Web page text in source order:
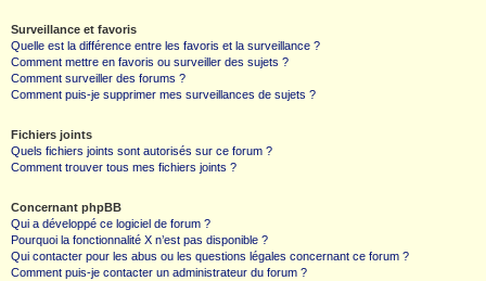
Surveillance et favoris
Quelle est la différence entre les favoris et la surveillance ?
Comment mettre en favoris ou surveiller des sujets ?
Comment surveiller des forums ?
Comment puis-je supprimer mes surveillances de sujets ?
Fichiers joints
Quels fichiers joints sont autorisés sur ce forum ?
Comment trouver tous mes fichiers joints ?
Concernant phpBB
Qui a développé ce logiciel de forum ?
Pourquoi la fonctionnalité X n’est pas disponible ?
Qui contacter pour les abus ou les questions légales concernant ce forum ?
Comment puis-je contacter un administrateur du forum ?